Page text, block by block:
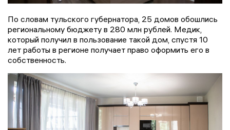
По словам тульского губернатора, 25 домов обошлись
региональному бюджету в 280 млн рублей. Медик,
который получил в пользование такой дом, спустя 10
лет работы в регионе получает право оформить его в
собственность.